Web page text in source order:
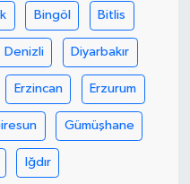
Bingöl Bitlis
Denizli Diyarbakır
Erzincan Erzurum
Gümüşhane
Iğdır